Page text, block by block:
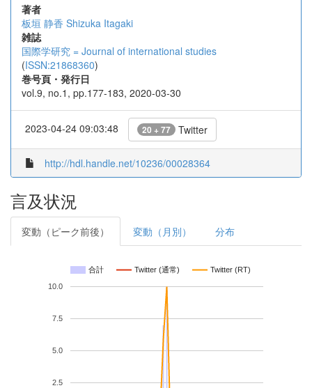
著者
板垣 静香 Shizuka Itagaki
雑誌
国際学研究 = Journal of international studies
(ISSN:21868360)
巻号頁・発行日
vol.9, no.1, pp.177-183, 2020-03-30
2023-04-24 09:03:48 20 + 77 Twitter
http://hdl.handle.net/10236/00028364
言及状況
変動（ピーク前後） 変動（月別） 分布
合計 Twitter (通常) Twitter (RT)
2.5
5.0
7.5
10.0